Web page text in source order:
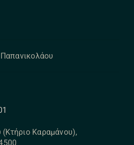
Παπανικολάου
Καραμάνου),